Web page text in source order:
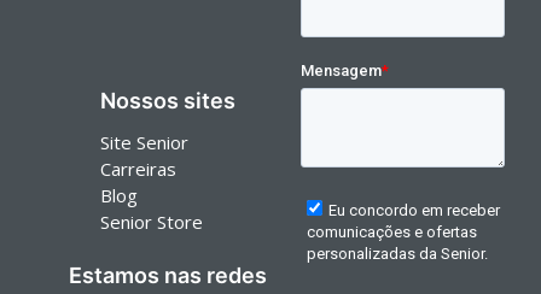
Nossos sites
Site Senior
Carreiras
Blog
Senior Store
Estamos nas redes